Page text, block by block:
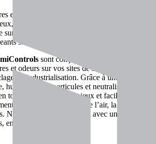
et odeurs avec les brumisateurs
mobiles, écologiques, ils améliorent la
sur vos chantiers et installations. Adaptés à
sans compromis sur l’efficacité
sont conçus pour maîtriser
et odeurs sur vos sites de BTP,
ou industrialisation. Grâce à une
humidifiez les particules et neutralisez les
toute discrétion. Silencieux et faciles à
améliorent la qualité de l’air, la sécurité et
Nous vous accompagnons avec une solution
en vente ou location.